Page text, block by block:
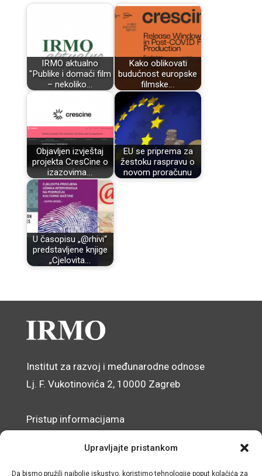
Upravljajte pristankom
Da bismo pružili najbolje iskustvo, koristimo tehnologije poput kolačića za
IRMO aktualno
"Publike i domaći film
– nekoliko…
Kako oblikovati
budućnost europske
filmske…
Objavljen izvještaj
projekta CresCine o
izazovima…
EU se priprema za
žestoku raspravu o
novom proračunu
U časopisu „@rhivi“
predstavljene knjige
„Cjelovita…
Institut za razvoj i međunarodne odnose
Lj. F. Vukotinovića 2, 10000 Zagreb
Pristup informacijama
Izjava o pristupačnosti mrežnog sjedišta